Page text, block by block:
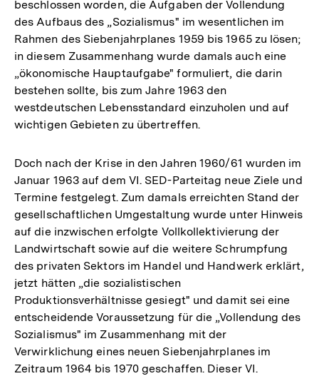
beschlossen worden, die Aufgaben der Vollendung
des Aufbaus des „Sozialismus" im wesentlichen im
Rahmen des Siebenjahrplanes 1959 bis 1965 zu lösen;
in diesem Zusammenhang wurde damals auch eine
„ökonomische Hauptaufgabe" formuliert, die darin
bestehen sollte, bis zum Jahre 1963 den
westdeutschen Lebensstandard einzuholen und auf
wichtigen Gebieten zu übertreffen.
Doch nach der Krise in den Jahren 1960/61 wurden im
Januar 1963 auf dem VI. SED-Parteitag neue Ziele und
Termine festgelegt. Zum damals erreichten Stand der
gesellschaftlichen Umgestaltung wurde unter Hinweis
auf die inzwischen erfolgte Vollkollektivierung der
Landwirtschaft sowie auf die weitere Schrumpfung
des privaten Sektors im Handel und Handwerk erklärt,
jetzt hätten „die sozialistischen
Produktionsverhältnisse gesiegt" und damit sei eine
entscheidende Voraussetzung für die „Vollendung des
Sozialismus" im Zusammenhang mit der
Verwirklichung eines neuen Siebenjahrplanes im
Zeitraum 1964 bis 1970 geschaffen. Dieser VI.